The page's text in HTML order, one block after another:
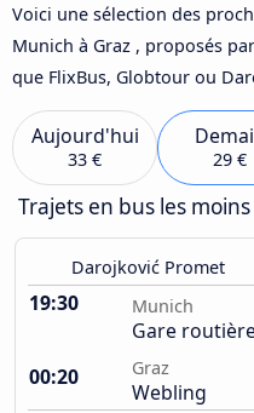
Voici une sélection des
Munich à Graz , proposés
que FlixBus, Globtour ou
Aujourd'hui
33 € 29 €
Trajets en bus les
Darojković Promet
19:30 Munich
Gare
00:20
Graz
Webling